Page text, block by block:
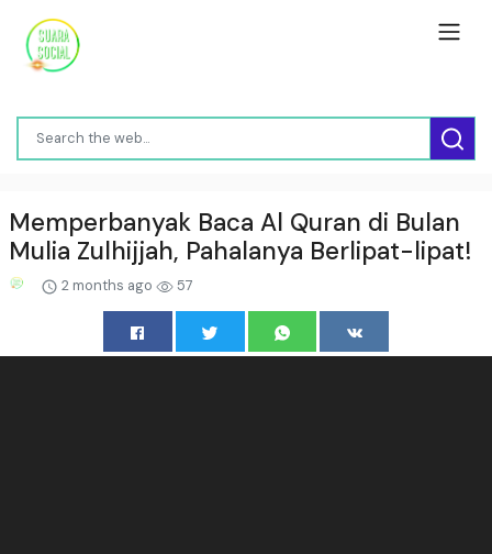
Memperbanyak Baca Al Quran di Bulan
Mulia Zulhijjah, Pahalanya Berlipat-lipat!
2 months ago 57